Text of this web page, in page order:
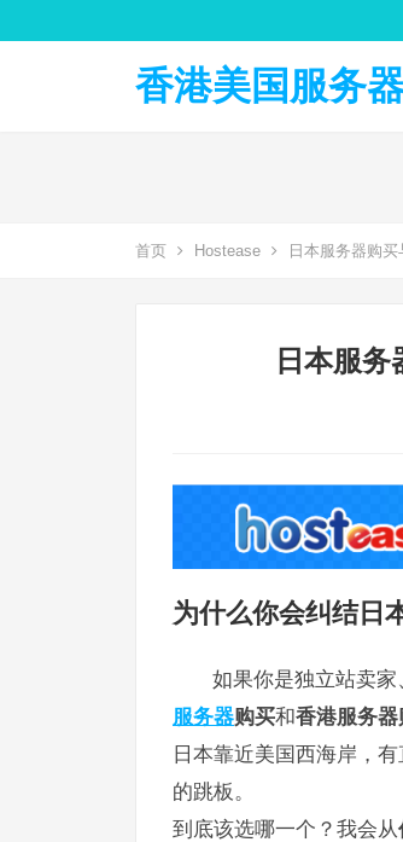
香港美国服务
首页 Hostease 日本服务器购
日本服
为什么你会纠结日
如果你是独立站卖
服务器购买和香港服务器
日本靠近美国西海岸，
的跳板。
到底该选哪一个？我会从